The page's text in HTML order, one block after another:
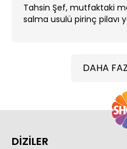
Tahsin Şef, mutfaktaki
salma usulü pirinç pilavı
DAHA
DİZİLER